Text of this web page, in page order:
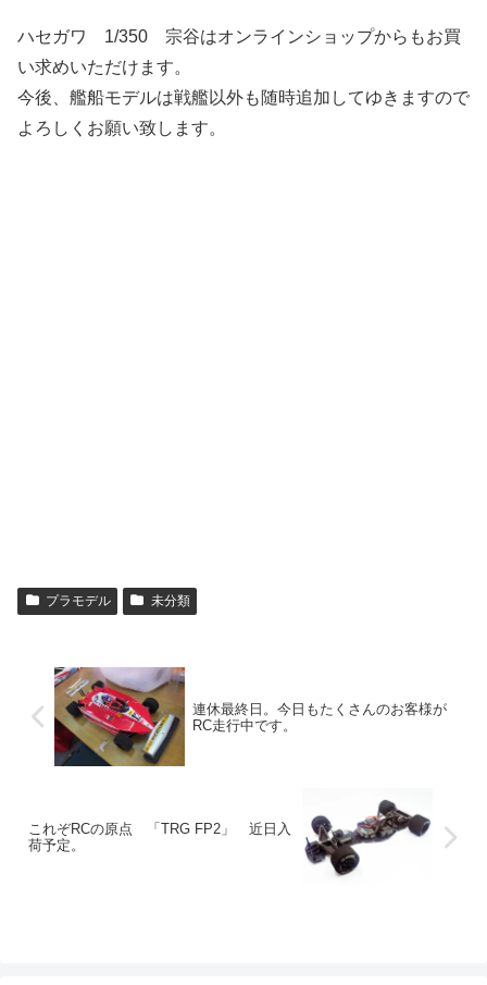
ハセガワ 1/350 宗谷はオンラインショップからもお買
い求めいただけます。
今後、艦船モデルは戦艦以外も随時追加してゆきますので
よろしくお願い致します。
プラモデル 未分類
連休最終日。今日もたくさんのお客様が
RC走行中です。
これぞRCの原点 「TRG FP2」 近日入
荷予定。